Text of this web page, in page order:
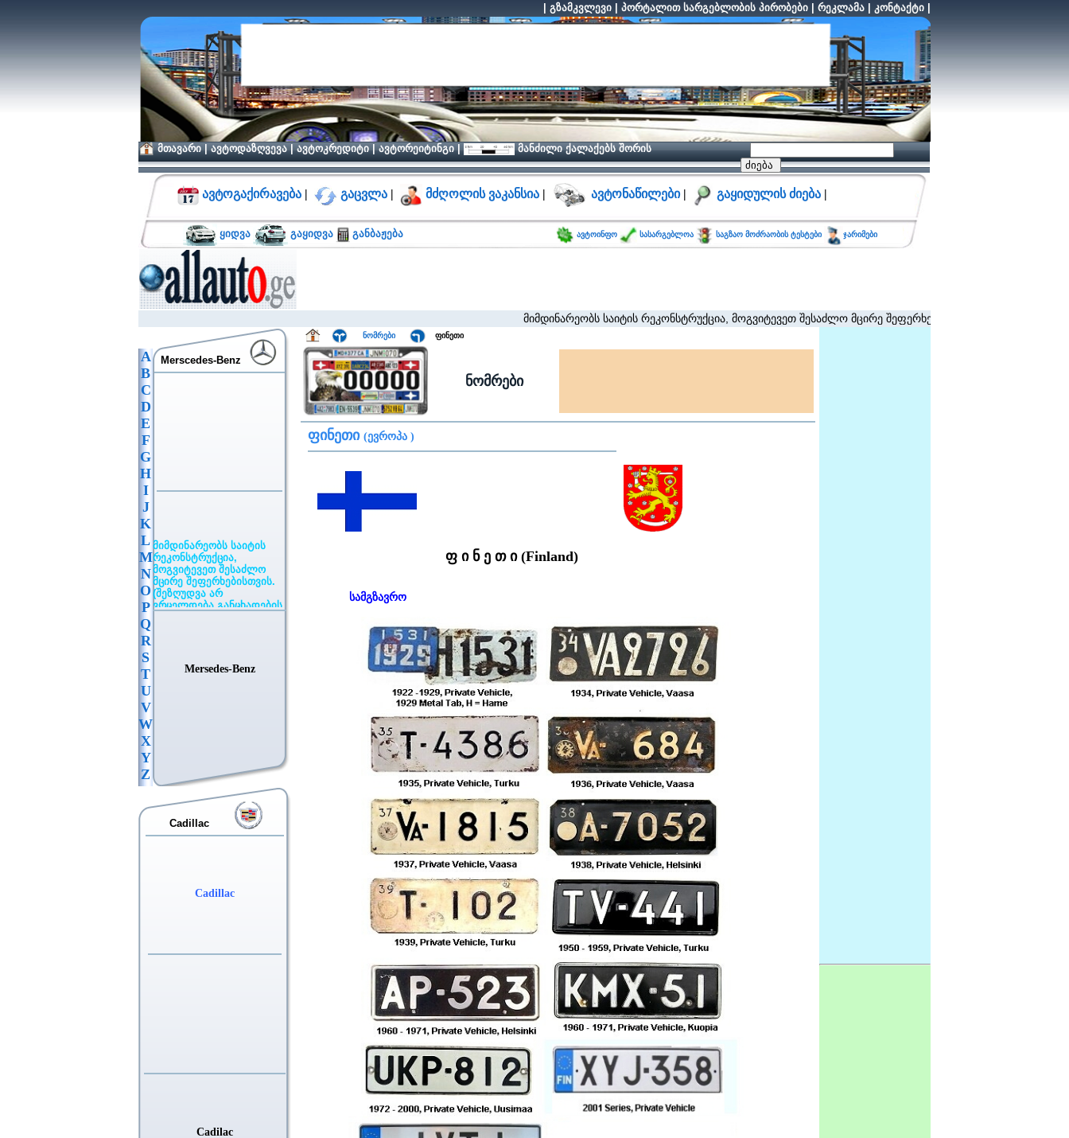
გზამკვლევი პორტალით სარგებლობის პირობები რეკლამა კონტაქტი
მთავარი|ავტოდაზღვევა|ავტოკრედიტი|ავტორეიტინგი| მანძილი ქალაქებს შორის
ავტოგაქირავება | გაცვლა | მძღოლის ვაკანსია | ავტონაწილები| გაყიდულის ძიება |
ყიდვა გაყიდვა განბაჟება ავტოინფო სასარგებლოა საგზაო მოძრაობის ტესტები ჯარიმები
მიმდინარეობს საიტის რეკონსტრუქცია, მოგვიტევეთ შესაძლო მცირე შეფერხებისთვის. (შეზღუდვა არ ვრცელდება
A
B
C
D
E
F
G
H
I
J
K
L
M
N
O
P
Q
R
S
T
U
V
W
X
Y
Z
Merscedes-Benz
რეკონსტრუქცია,
მოგვიტევეთ შესაძლო
მცირე შეფერხებისთვის.
(შეზღუდვა არ
ვრცელდება განცხადების
განთავსებაზე)
Mersedes-Benz
Cadillac
Cadillac
Cadilac
ნომრები ფინეთი
ნომრები
ფინეთი (ევროპა )
ფ ი ნ ე თ ი (Finland)
სამგზავრო